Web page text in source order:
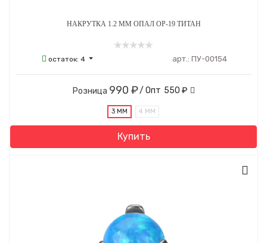
НАКРУТКА 1.2 ММ ОПАЛ ОР-19 ТИТАН
остаток: 4 арт.: ПУ-00154
Розница 990 ₽/ Опт 550 ₽
3 ММ 4 ММ
Купить